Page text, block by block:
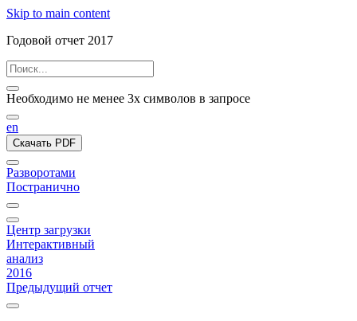
Skip to main content
Годовой отчет 2017
Необходимо не менее 3х символов в запросе
en
Скачать PDF
Разворотами
Постранично
Центр загрузки
Интерактивный
анализ
2016
Предыдущий отчет